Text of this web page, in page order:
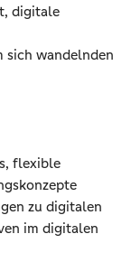
digitale
sich wandelnden
flexible
zu digitalen
im digitalen